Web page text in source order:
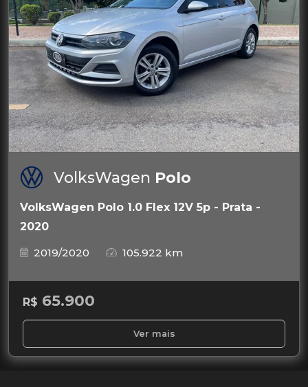
VolksWagen Polo
VolksWagen Polo 1.0 Flex 12V 5p - Prata -
2020
2019/2020
105.922 km
R$ 65.900
Ver mais